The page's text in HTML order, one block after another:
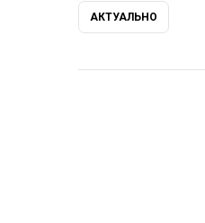
АКТУАЛЬНО